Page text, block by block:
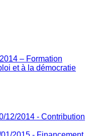
– Formation
et à la démocratie
12/2014 - Contribution